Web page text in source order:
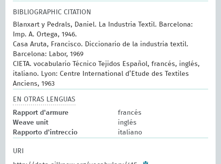
BIBLIOGRAPHIC CITATION
Blanxart y Pedrals, Daniel. La Industria Textil. Barcelona:
Imp. A. Ortega, 1946.
Casa Aruta, Francisco. Diccionario de la industria textil.
Barcelona: Labor, 1969
CIETA. vocabulario Técnico Tejidos Español, francés, inglés,
italiano. Lyon: Centre International d’Etude des Textiles
Anciens, 1963
EN OTRAS LENGUAS
Rapport d'armure
francés
Weave unit
inglés
Rapporto d'intreccio
italiano
URI